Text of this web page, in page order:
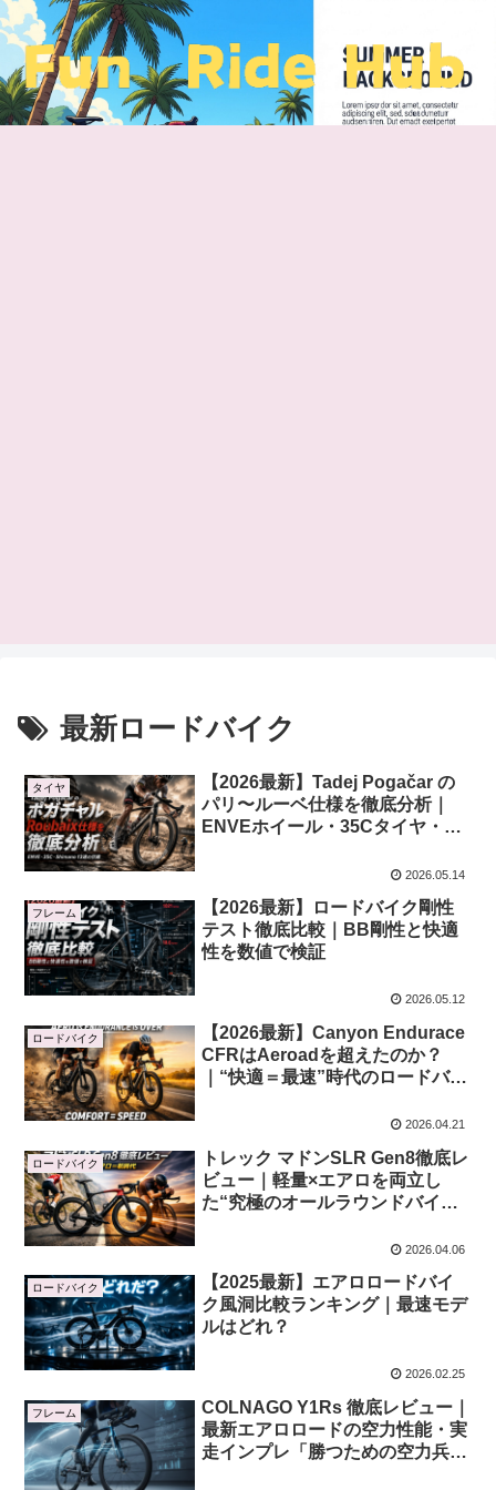
最新ロードバイク
タイヤ
【2026最新】Tadej Pogačar の
パリ〜ルーベ仕様を徹底分析｜
ENVEホイール・35Cタイヤ・
2026.05.14
フレーム
【2026最新】ロードバイク剛性
テスト徹底比較｜BB剛性と快適
性を数値で検証
2026.05.12
ロードバイク
【2026最新】Canyon Endurace
CFRはAeroadを超えたのか？
｜“快適＝最速”時代のロードバイ
2026.04.21
ロードバイク
トレック マドンSLR Gen8徹底レ
ビュー｜軽量×エアロを両立し
た“究極のオールラウンドバイ
2026.04.06
ロードバイク
【2025最新】エアロロードバイ
ク風洞比較ランキング｜最速モデ
ルはどれ？
2026.02.25
フレーム
COLNAGO Y1Rs 徹底レビュー｜
最新エアロロードの空力性能・実
走インプレ「勝つための空力兵